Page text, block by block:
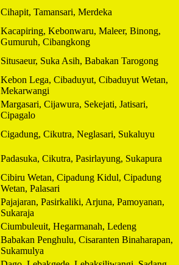
Cihapit, Tamansari, Merdeka
Kacapiring, Kebonwaru, Maleer, Binong,
Gumuruh, Cibangkong
Situsaeur, Suka Asih, Babakan Tarogong
Kebon Lega, Cibaduyut, Cibaduyut Wetan,
Mekarwangi
Margasari, Cijawura, Sekejati, Jatisari,
Cipagalo
Cigadung, Cikutra, Neglasari, Sukaluyu
Padasuka, Cikutra, Pasirlayung, Sukapura
Cibiru Wetan, Cipadung Kidul, Cipadung
Wetan, Palasari
Pajajaran, Pasirkaliki, Arjuna, Pamoyanan,
Sukaraja
Ciumbuleuit, Hegarmanah, Ledeng
Babakan Penghulu, Cisaranten Binaharapan,
Sukamulya